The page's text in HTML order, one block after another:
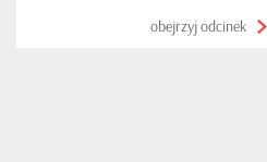
obejrzyj odcinek